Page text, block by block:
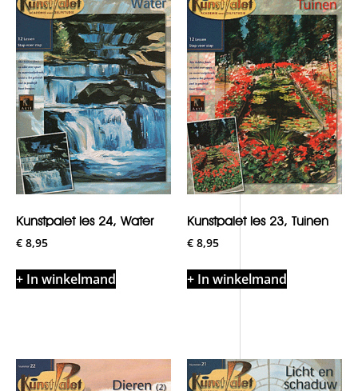
Kunstpalet les 24, Water
€ 8,95
+ In winkelmand
Kunstpalet les 23, Tuinen
€ 8,95
+ In winkelmand